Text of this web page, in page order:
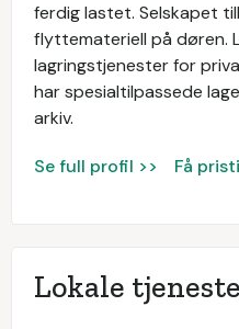
ferdig lastet. Selskapet
flyttemateriell på døren.
lagringstjenester for
har spesialtilpassede
arkiv.
Se full profil >> Få
Lokale